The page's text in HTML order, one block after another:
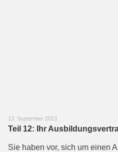
13. September 2013
Teil 12: Ihr
Sie haben vor, sich um einen